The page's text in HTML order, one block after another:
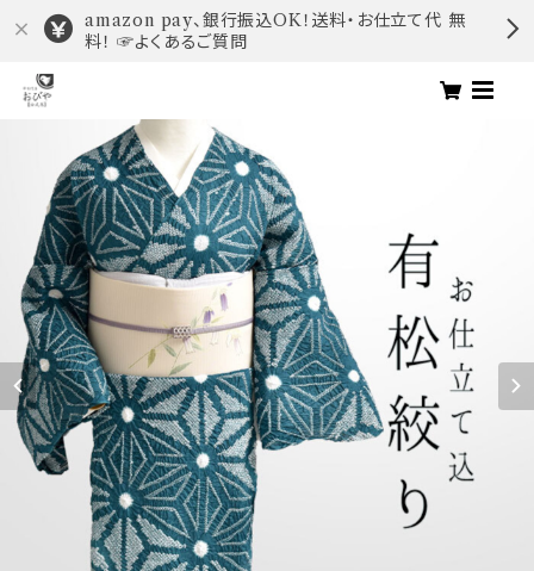
amazon pay、銀行振込OK！送料・お仕立て代 無
料！ ☞よくあるご質問